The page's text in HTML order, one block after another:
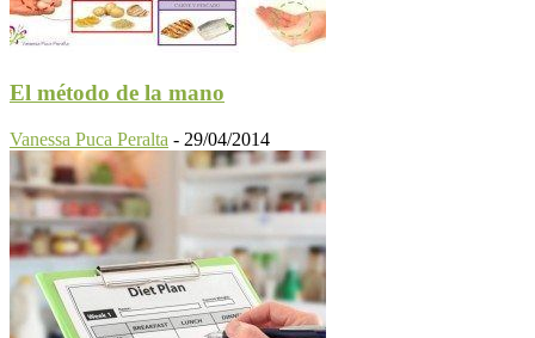
El método de la mano
Vanessa Puca Peralta - 29/04/2014